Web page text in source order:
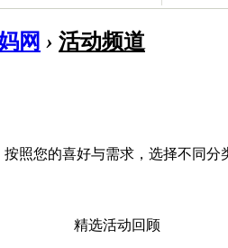
网 › 活动频道
照您的喜好与需求，选择不同
精选活动回顾